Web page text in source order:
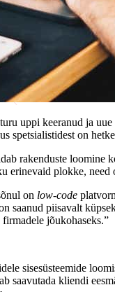
uppi keeranud ja
spetsialistidest on
rakenduste loomine
erinevaid plokke,
on low-code
saanud piisavalt
jõukohaseks.”
sisesüsteemide
saavutada kliendi